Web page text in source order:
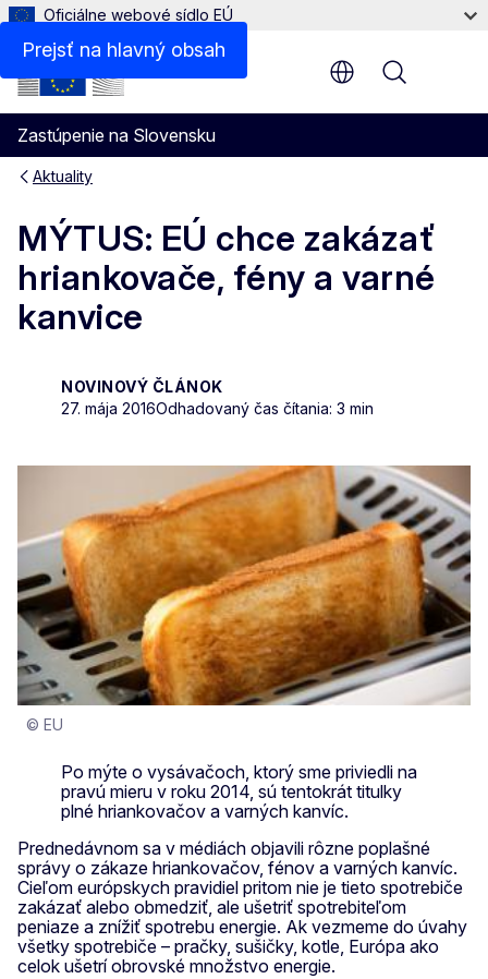
Prejsť na hlavný obsah
Oficiálne webové sídlo EÚ
Zastúpenie na Slovensku
Menu
Aktuality
MÝTUS: EÚ chce zakázať
hriankovače, fény a varné
kanvice
NOVINOVÝ ČLÁNOK
27. mája 2016Odhadovaný čas čítania: 3 min
© EU
Po mýte o vysávačoch, ktorý sme priviedli na
pravú mieru v roku 2014, sú tentokrát titulky
plné hriankovačov a varných kanvíc.
Prednedávnom sa v médiách objavili rôzne poplašné
správy o zákaze hriankovačov, fénov a varných kanvíc.
Cieľom európskych pravidiel pritom nie je tieto spotrebiče
zakázať alebo obmedziť, ale ušetriť spotrebiteľom
peniaze a znížiť spotrebu energie. Ak vezmeme do úvahy
všetky spotrebiče – pračky, sušičky, kotle, Európa ako
celok ušetrí obrovské množstvo energie.